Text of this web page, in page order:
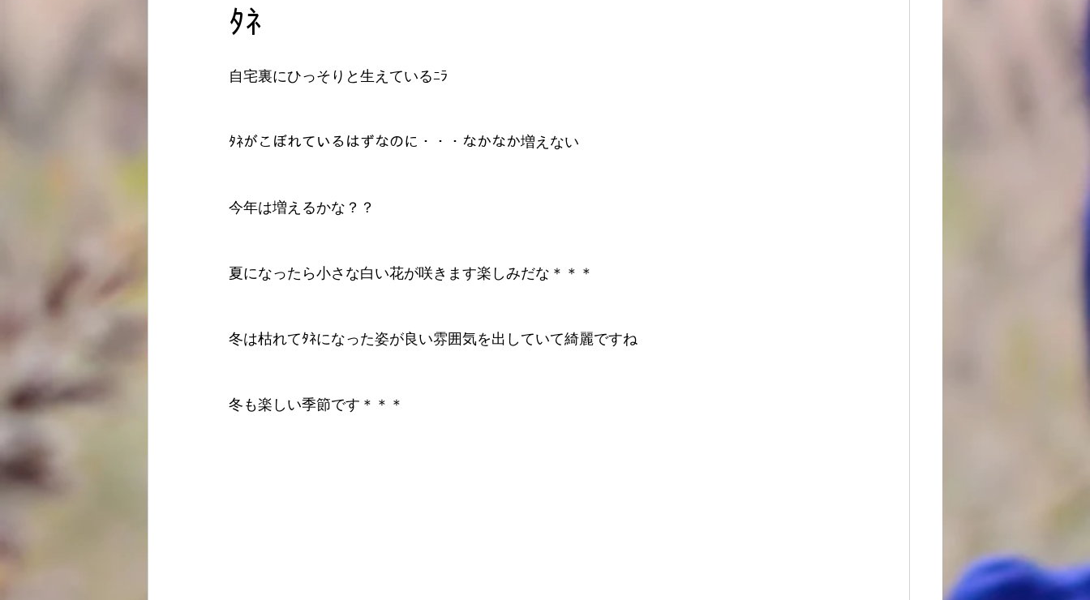
ﾀﾈ
自宅裏にひっそりと生えているﾆﾗ
ﾀﾈがこぼれているはずなのに・・・なかなか増えない
今年は増えるかな？？
夏になったら小さな白い花が咲きます楽しみだな＊＊＊
冬は枯れてﾀﾈになった姿が良い雰囲気を出していて綺麗ですね
冬も楽しい季節です＊＊＊